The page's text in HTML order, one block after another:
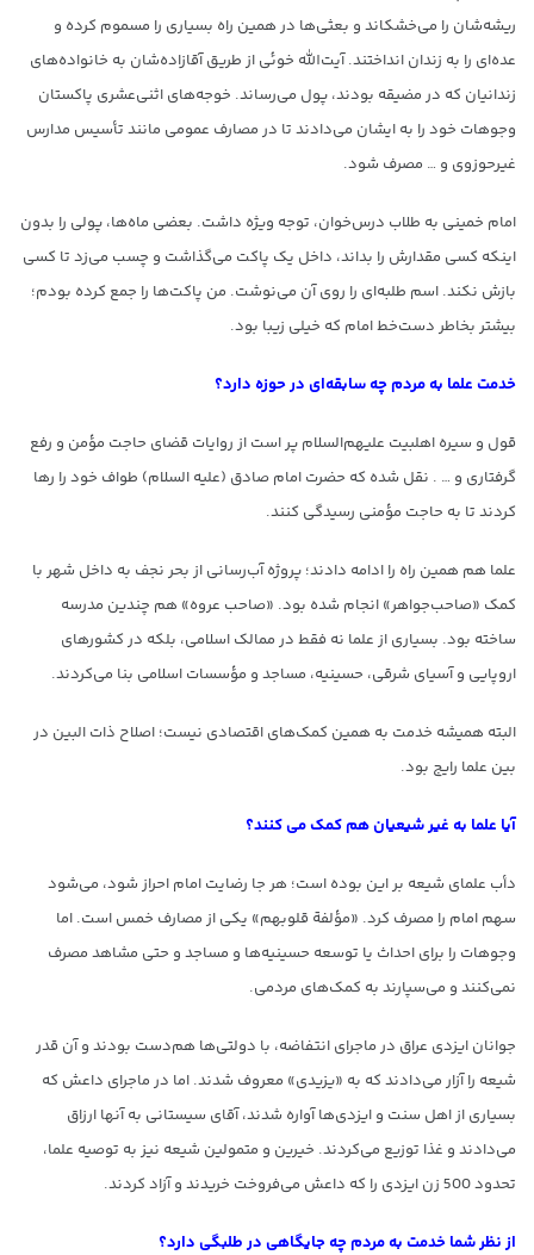
ریشه‌شان را می‌خشکاند و بعثی‌ها در همین راه بسیاری را مسموم کرده و
عده‌ای را به زندان انداختند. آیت‌الله خوئی از طریق آقازاده‌شان به خانواده‌های
زندانیان که در مضیقه بودند، پول می‌رساند. خوجه‌های اثنی‌عشری پاکستان
وجوهات خود را به ایشان می‌دادند تا در مصارف عمومی مانند تأسیس مدارس
غیرحوزوی و … مصرف شود.
امام خمینی به طلاب درس‌خوان، توجه ویژه داشت. بعضی‌ ماه‌ها، پولی را بدون
اینکه کسی مقدارش را بداند، داخل یک پاکت می‌گذاشت و چسب می‌زد تا کسی
بازش نکند. اسم طلبه‌ای را روی آن می‌نوشت. من پاکت‌ها را جمع کرده بودم؛
بیشتر بخاطر دست‌خط امام که خیلی زیبا بود.
خدمت علما به مردم چه سابقه‌ای در حوزه دارد؟
قول و سیره اهلبیت‌ علیهم‌السلام پر است از روایات قضای حاجت مؤمن و رفع
گرفتاری و … . نقل شده که حضرت امام صادق (علیه السلام) طواف خود را رها
کردند تا به حاجت مؤمنی رسیدگی کنند.
علما هم همین راه را ادامه دادند؛ پروژه آب‌رسانی از بحر نجف به داخل شهر با
کمک «صاحب‌جواهر» انجام شده بود. «صاحب عروه» هم چندین مدرسه
ساخته‌ بود. بسیاری از علما نه فقط در ممالک اسلامی، بلکه در کشورهای
اروپایی و آسیای شرقی، حسینیه، مساجد و مؤسسات اسلامی بنا می‌کردند.
البته همیشه خدمت به همین کمک‌های اقتصادی نیست؛ اصلاح ذات البین در
بین علما رایج بود.
آیا علما به غیر شیعیان هم کمک می کنند؟
دأب علمای شیعه بر این بوده است؛ هر جا رضایت امام احراز شود، می‌شود
سهم امام را مصرف کرد. «مؤلفة قلوبهم» یکی از مصارف خمس است. اما
وجوهات را برای احداث یا توسعه حسینیه‌ها و مساجد و حتی مشاهد مصرف
نمی‌کنند و می‌سپارند به کمک‌های مردمی.
جوانان ایزدی‌ عراق در ماجرای انتفاضه، با دولتی‌ها هم‌دست بودند و آن قدر
شیعه را آزار می‌دادند که به «یزیدی» معروف شدند. اما در ماجرای داعش که
بسیاری از اهل سنت و ایزدی‌ها آواره شدند، آقای سیستانی به آنها ارزاق
می‌دادند و غذا توزیع می‌کردند. خیرین و متمولین شیعه نیز به توصیه علما،
تحدود 500 زن ایزدی را که داعش می‌فروخت خریدند و آزاد کردند.
از نظر شما خدمت به مردم چه جایگاهی در طلبگی دارد؟